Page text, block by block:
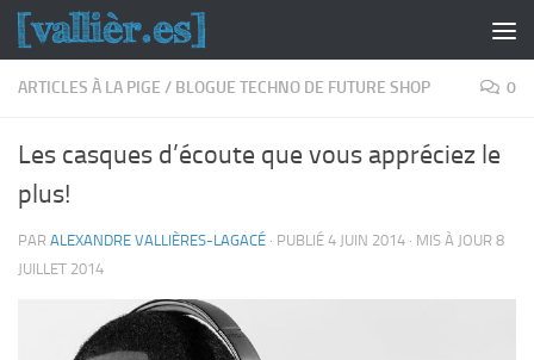
Skip to content
ARTICLES À LA PIGE / BLOGUE TECHNO DE FUTURE SHOP 0
Les casques d’écoute que vous appréciez le
plus!
PAR ALEXANDRE VALLIÈRES-LAGACÉ · PUBLIÉ 4 JUIN 2014 · MIS À JOUR 8
JUILLET 2014